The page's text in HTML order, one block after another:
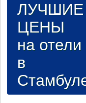
ЛУЧШИЕ
ЦЕНЫ
на отели
в